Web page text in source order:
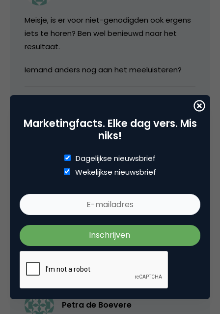
Meisje, is er voor niet-genodigden ook ergens
iets te horen? Ben wel benieuwd naar het
resultaat.
Iemand anders nog aan het meeluisteren?
Petra de Boevere
gewoon inloggen. Nu 28 pers. online (is
maximum sinds 3 uur)
8 september 2006 om 11:34
Petra de Boevere
Marketingfacts. Elke dag vers. Mis
niks!
Dagelijkse nieuwsbrief
Wekelijkse nieuwsbrief